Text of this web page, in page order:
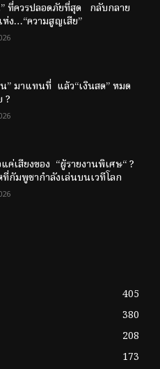
” ที่ควรปลอดภัยที่สุด กลับกลาย
ง…“ความสูญเสีย”
” มาแทนที่ แล้ว“เงินสด” หมด
?
ค่เสียงของ “ผู้รายงานพิเศษ“ ?
ที่กัมพูชากำลังเล่นบนเวทีโลก
405
380
208
173